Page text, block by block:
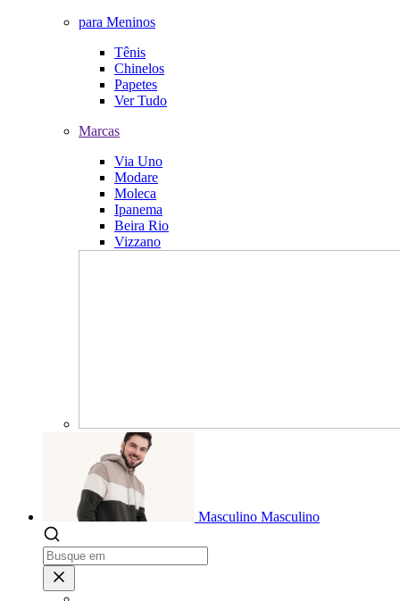
para Meninos
Tênis
Chinelos
Papetes
Ver Tudo
Marcas
Via Uno
Modare
Moleca
Ipanema
Beira Rio
Vizzano
Masculino Masculino